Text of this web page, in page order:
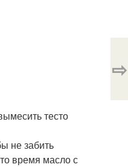
тесто
не забить
время масло с
⇨